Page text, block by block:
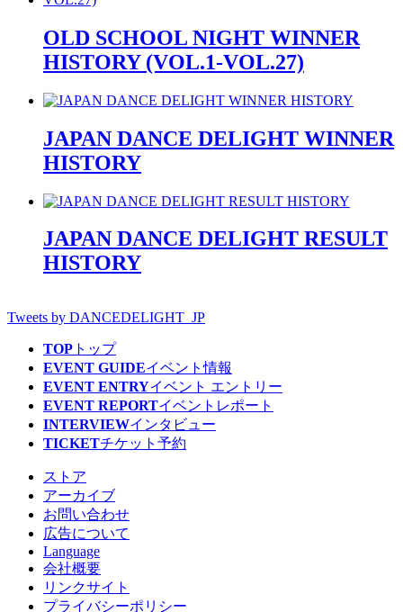
OLD SCHOOL NIGHT WINNER
HISTORY (VOL.1-VOL.27)
JAPAN DANCE DELIGHT WINNER
HISTORY
JAPAN DANCE DELIGHT RESULT
HISTORY
Tweets by DANCEDELIGHT_JP
TOP トップ
EVENT GUIDEイベント情報
EVENT ENTRYイベント エントリー
EVENT REPORTイベントレポート
INTERVIEWインタビュー
TICKETチケット予約
ストア
アーカイブ
お問い合わせ
広告について
Language
会社概要
リンクサイト
プライバシーポリシー